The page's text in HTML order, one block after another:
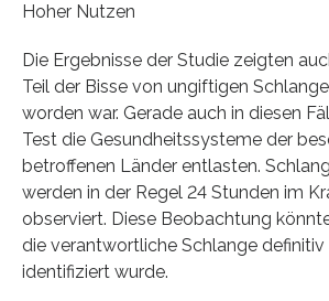
Hoher Nutzen
Die Ergebnisse der Studie zeigten
Teil der Bisse von ungiftigen
worden war. Gerade auch in diesen
Test die Gesundheitssysteme der
betroffenen Länder entlasten.
werden in der Regel 24 Stunden im
observiert. Diese Beobachtung
die verantwortliche Schlange
identifiziert wurde.